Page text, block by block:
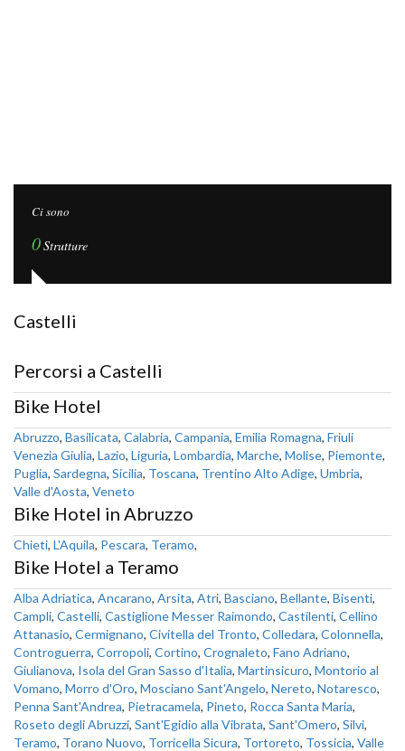
Ci sono
0Strutture
Castelli
Percorsi a Castelli
Bike Hotel
Abruzzo, Basilicata, Calabria, Campania, Emilia Romagna, Friuli
Venezia Giulia, Lazio, Liguria, Lombardia, Marche, Molise, Piemonte,
Puglia, Sardegna, Sicilia, Toscana, Trentino Alto Adige, Umbria,
Valle d'Aosta, Veneto
Bike Hotel in Abruzzo
Chieti, L'Aquila, Pescara, Teramo,
Bike Hotel a Teramo
Alba Adriatica, Ancarano, Arsita, Atri, Basciano, Bellante, Bisenti,
Campli, Castelli, Castiglione Messer Raimondo, Castilenti, Cellino
Attanasio, Cermignano, Civitella del Tronto, Colledara, Colonnella,
Controguerra, Corropoli, Cortino, Crognaleto, Fano Adriano,
Giulianova, Isola del Gran Sasso d'Italia, Martinsicuro, Montorio al
Vomano, Morro d'Oro, Mosciano Sant'Angelo, Nereto, Notaresco,
Penna Sant'Andrea, Pietracamela, Pineto, Rocca Santa Maria,
Roseto degli Abruzzi, Sant'Egidio alla Vibrata, Sant'Omero, Silvi,
Teramo, Torano Nuovo, Torricella Sicura, Tortoreto, Tossicia, Valle